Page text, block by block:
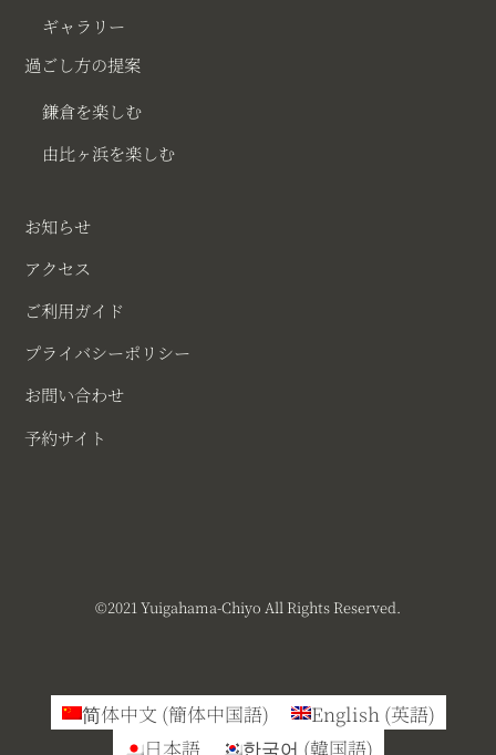
ギャラリー
過ごし方の提案
鎌倉を楽しむ
由比ヶ浜を楽しむ
お知らせ
アクセス
ご利用ガイド
プライバシーポリシー
お問い合わせ
予約サイト
©︎2021 Yuigahama-Chiyo All Rights Reserved.
简体中文 (簡体中国語) English (英語)
日本語
한국어 (韓国語)